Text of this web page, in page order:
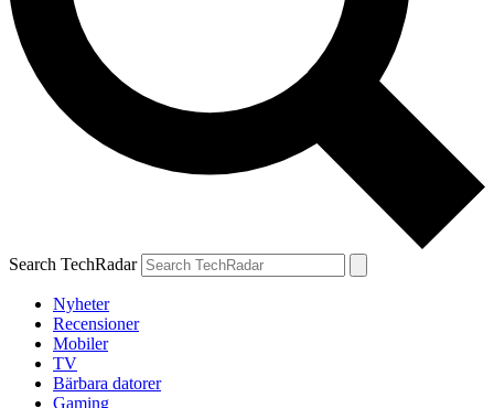
Search TechRadar
Nyheter
Recensioner
Mobiler
TV
Bärbara datorer
Gaming